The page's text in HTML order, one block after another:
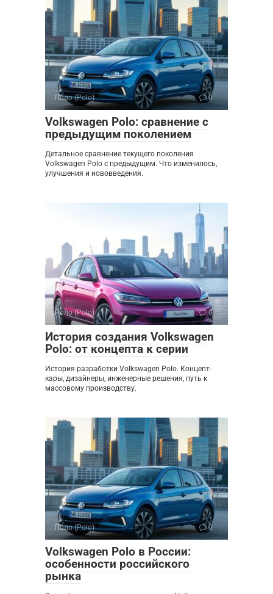
Поло (Polo) 0
Volkswagen Polo: сравнение с
предыдущим поколением
Детальное сравнение текущего поколения
Volkswagen Polo с предыдущим. Что изменилось,
улучшения и нововведения.
Поло (Polo) 0
История создания Volkswagen
Polo: от концепта к серии
История разработки Volkswagen Polo. Концепт-
кары, дизайнеры, инженерные решения, путь к
массовому производству.
Поло (Polo) 0
Volkswagen Polo в России:
особенности российского
рынка